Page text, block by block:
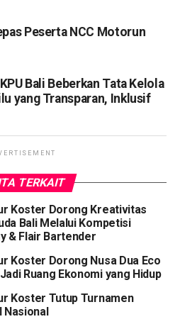
Peserta NCC Motorun
Bali Beberkan Tata Kelola
yang Transparan, Inklusif
TERKAIT
Koster Dorong Kreativitas
Bali Melalui Kompetisi
& Flair Bartender
Koster Dorong Nusa Dua Eco
Ruang Ekonomi yang Hidup
Koster Tutup Turnamen
Nasional